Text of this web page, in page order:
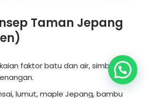
Taman Jepang
faktor batu dan air, simbolisme
lumut, maple Jepang, bambu